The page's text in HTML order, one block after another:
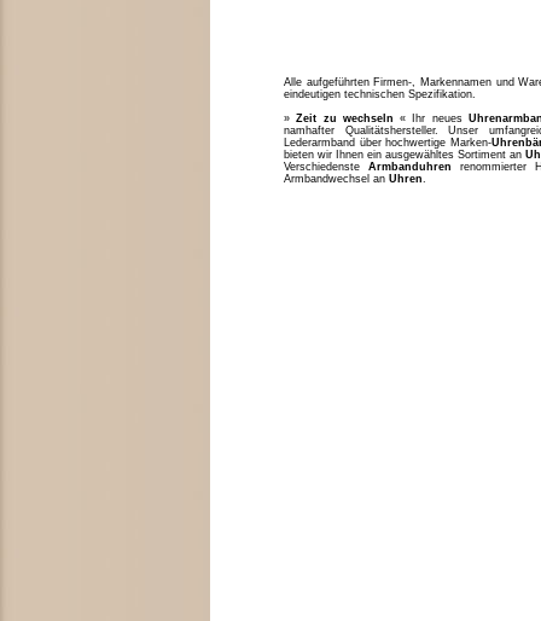
Alle aufgeführten Firmen-, Markennamen und
eindeutigen technischen Spezifikation.
»Zeit zu wechseln « Ihr neues
namhafter Qualitätshersteller. Unser
Lederarmband über hochwertige Marken-
bieten wir Ihnen ein ausgewähltes Sortiment an
Verschiedenste Armbanduhren renommierter
Armbandwechsel an Uhren.